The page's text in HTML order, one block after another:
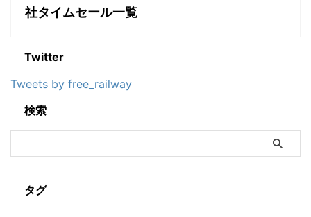
社タイムセール一覧
Twitter
Tweets by free_railway
検索
タグ